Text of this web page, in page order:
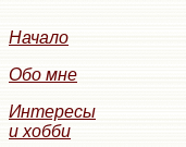
Начало
Обо мне
Интересы
и хобби